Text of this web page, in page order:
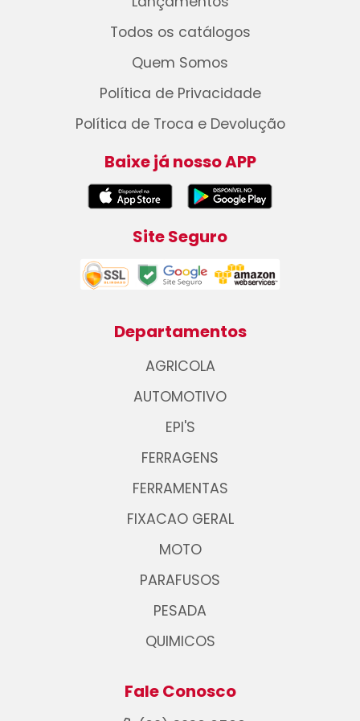
Todos os catálogos
Quem Somos
Política de Privacidade
Política de Troca e Devolução
Baixe já nosso APP
Site Seguro
Departamentos
AGRICOLA
AUTOMOTIVO
EPI'S
FERRAGENS
FERRAMENTAS
FIXACAO GERAL
MOTO
PARAFUSOS
PESADA
QUIMICOS
Fale Conosco